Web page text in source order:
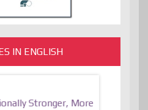
IN ENGLISH
Stronger, More